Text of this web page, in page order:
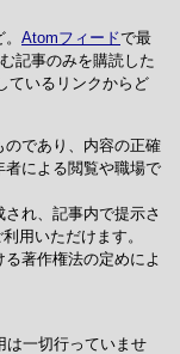
Atomフィードで最
記事のみを購読した
ているリンクからど
であり、内容の正確
による閲覧や職場で
れ、記事内で提示さ
用いただけます。
著作権法の定めによ
は一切行っていませ